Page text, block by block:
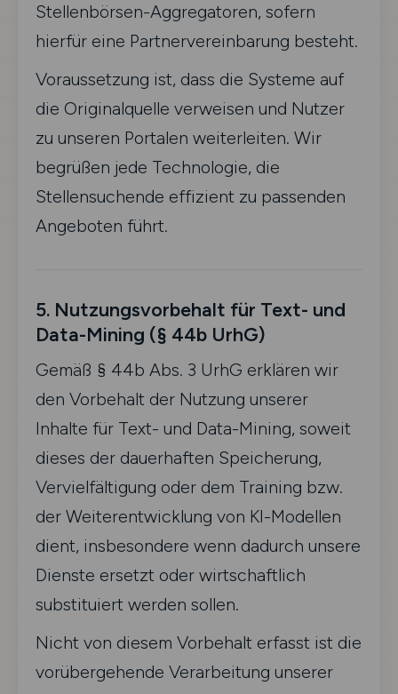
Stellenbörsen-Aggregatoren, sofern
hierfür eine Partnervereinbarung besteht.
Voraussetzung ist, dass die Systeme auf
die Originalquelle verweisen und Nutzer
zu unseren Portalen weiterleiten. Wir
begrüßen jede Technologie, die
Stellensuchende effizient zu passenden
Angeboten führt.
5. Nutzungsvorbehalt für Text- und
Data-Mining (§ 44b UrhG)
Gemäß § 44b Abs. 3 UrhG erklären wir
den Vorbehalt der Nutzung unserer
Inhalte für Text- und Data-Mining, soweit
dieses der dauerhaften Speicherung,
Vervielfältigung oder dem Training bzw.
der Weiterentwicklung von KI-Modellen
dient, insbesondere wenn dadurch unsere
Dienste ersetzt oder wirtschaftlich
substituiert werden sollen.
Nicht von diesem Vorbehalt erfasst ist die
vorübergehende Verarbeitung unserer